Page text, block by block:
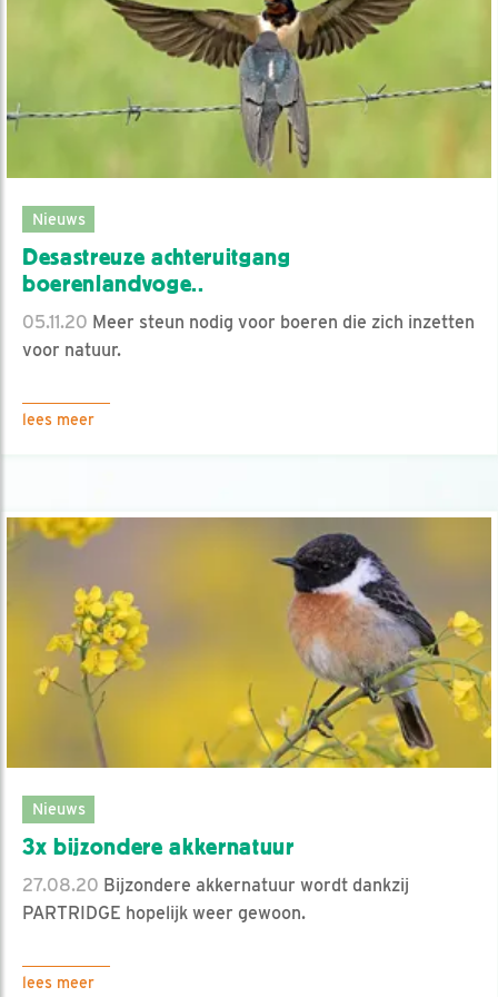
Nieuws
Desastreuze achteruitgang
boerenlandvoge..
05.11.20 Meer steun nodig voor boeren die zich inzetten
voor natuur.
lees meer
Nieuws
3x bijzondere akkernatuur
27.08.20 Bijzondere akkernatuur wordt dankzij
PARTRIDGE hopelijk weer gewoon.
lees meer